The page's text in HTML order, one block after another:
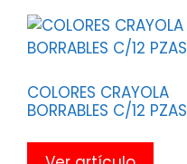
COLORES CRAYOLA
BORRABLES C/12 PZAS